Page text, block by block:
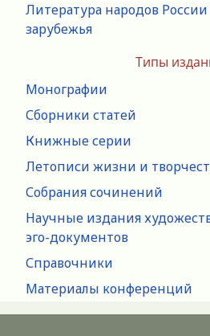
Литература народов
зарубежья
Типы
Монографии
Сборники статей
Книжные серии
Летописи жизни и
Собрания сочинений
Научные издания
эго-документов
Справочники
Материалы конференций